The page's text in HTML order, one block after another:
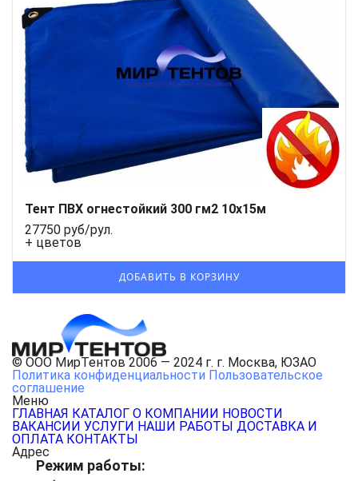
Тент ПВХ огнестойкий 300 гм2 10х15м
27750 руб/рул.
+ цветов
© ООО МирТентов 2006 — 2024 г. г. Москва, ЮЗАО
Политика конфиденциальности Пользовательское
соглашение
Меню
ГЛАВНАЯ КАТАЛОГ О КОМПАНИИ НОВОСТИ
ВАКАНСИИ УСЛУГИ НАШИ РАБОТЫ ДОСТАВКА И
ОПЛАТА КОНТАКТЫ
Адрес
Режим работы: